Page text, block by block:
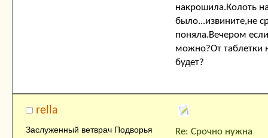
накрошила.Колоть
было...извините,не
поняла.Вечером
можно?От таблетки
будет?
rella
Заслуженный ветврач Подворья
Re: Срочно нужна